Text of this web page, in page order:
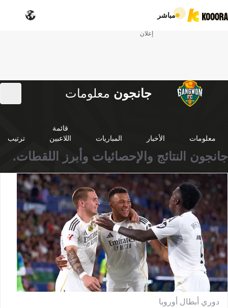
مباشر
إعلان
جانجون معلومات
معلومات الأخبار المباريات
قائمة
اللاعبين
ترتيب
جانجون النتائج والإحصائيات وأبرز اللقطات.
دوري أبطال أوروبا